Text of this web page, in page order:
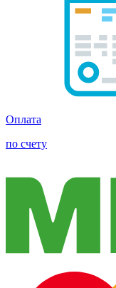
Оплата
по счету